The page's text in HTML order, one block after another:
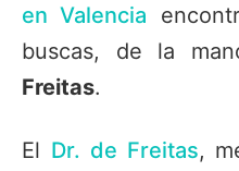
en Valencia
buscas, de la
Freitas.
El Dr. de Freitas,